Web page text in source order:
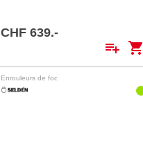
CHF 639.-
playlist_add shopping_cart
Enrouleurs de foc